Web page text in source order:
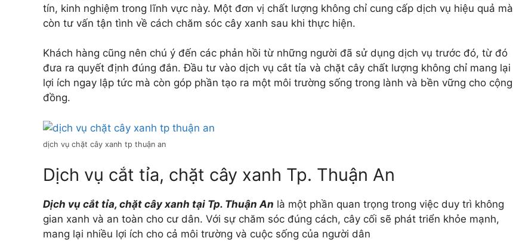
tín, kinh nghiệm trong lĩnh vực này. Một đơn vị chất lượng không chỉ cung cấp dịch vụ hiệu quả mà
còn tư vấn tận tình về cách chăm sóc cây xanh sau khi thực hiện.
Khách hàng cũng nên chú ý đến các phản hồi từ những người đã sử dụng dịch vụ trước đó, từ đó
đưa ra quyết định đúng đắn. Đầu tư vào dịch vụ cắt tỉa và chặt cây chất lượng không chỉ mang lại
lợi ích ngay lập tức mà còn góp phần tạo ra một môi trường sống trong lành và bền vững cho cộng
đồng.
dịch vụ chặt cây xanh tp thuận an
Dịch vụ cắt tỉa, chặt cây xanh Tp. Thuận An
Dịch vụ cắt tỉa, chặt cây xanh tại Tp. Thuận An là một phần quan trọng trong việc duy trì không
gian xanh và an toàn cho cư dân. Với sự chăm sóc đúng cách, cây cối sẽ phát triển khỏe mạnh,
mang lại nhiều lợi ích cho cả môi trường và cuộc sống của người dân